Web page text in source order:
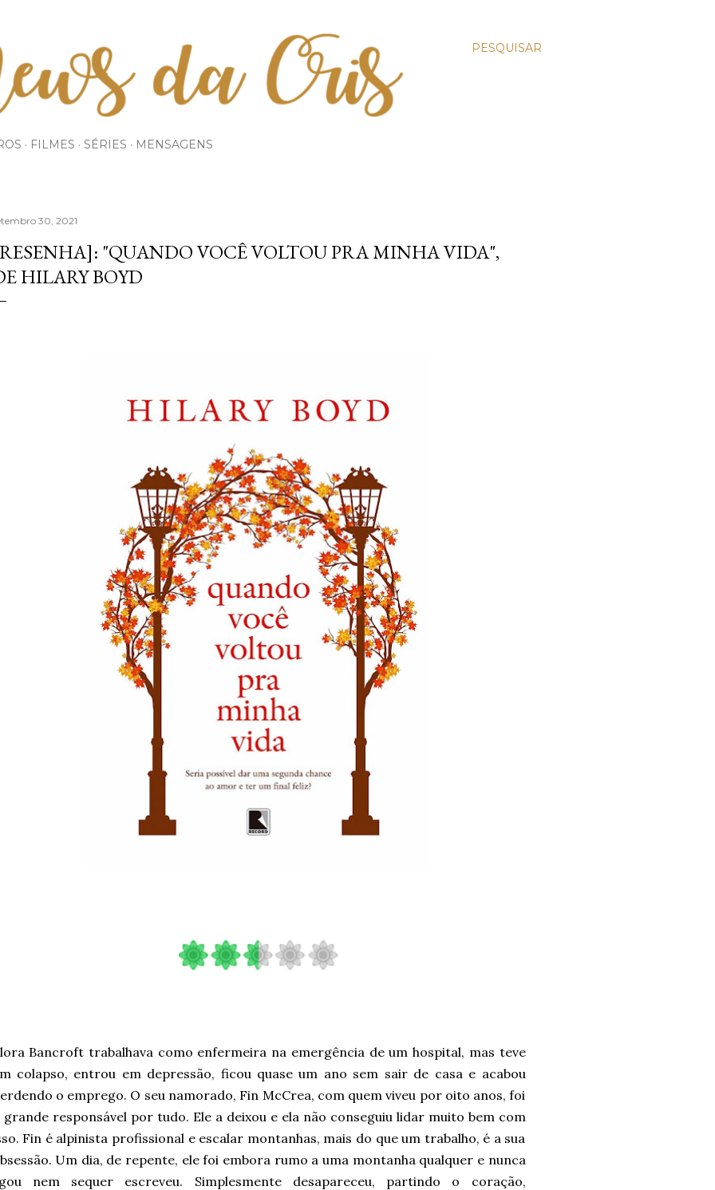
PESQUISAR
FILMES SÉRIES MENSAGENS
30, 2021
"QUANDO VOCÊ VOLTOU PRA MINHA VIDA",
HILARY BOYD
Bancroft trabalhava como enfermeira na emergência de um hospital, mas teve
colapso, entrou em depressão, ficou quase um ano sem sair de casa e acabou
o emprego. O seu namorado, Fin McCrea, com quem viveu por oito anos, foi
grande responsável por tudo. Ele a deixou e ela não conseguiu lidar muito bem com
Fin é alpinista profissional e escalar montanhas, mais do que um trabalho, é a sua
Um dia, de repente, ele foi embora rumo a uma montanha qualquer e nunca
nem sequer escreveu. Simplesmente desapareceu, partindo o coração,